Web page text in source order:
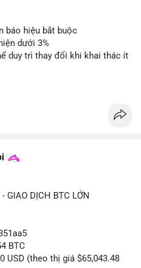
theo của dòng tiền này.
thận trọng quan sát biến
tới. Tránh hành động theo
đến của số BTC này trước khi
báo hiệu bắt buộc
dưới 3%
duy trì thay đổi khi khai thác ít
GIAO DỊCH BTC LỚN
BTC
USD (theo thị giá $65,043.48